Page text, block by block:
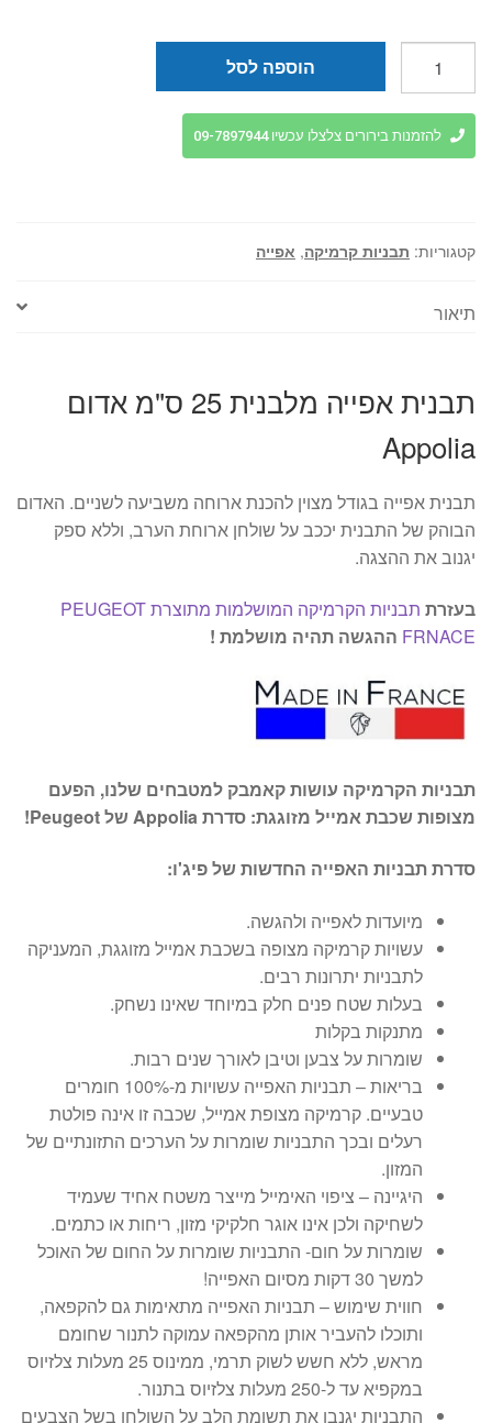
תבנית
אפייה
מלבנית
אדום
הוספה לסל
להזמנות בירורים צלצלו עכשיו 09-7897944
קטגוריות: תבניות קרמיקה, אפייה
תיאור
תבנית אפייה מלבנית 25 ס"מ אדום
Appolia
תבנית אפייה בגודל מצוין להכנת ארוחה משביעה לשניים. האדום
הבוהק של התבנית יככב על שולחן ארוחת הערב, וללא ספק
יגנוב את ההצגה.
בעזרת
תבניות הקרמיקה המושלמות מתוצרת PEUGEOT
FRNACE ההגשה תהיה מושלמת !
תבניות הקרמיקה עושות קאמבק למטבחים שלנו, הפעם
מצופות שכבת אמייל מזוגגת: סדרת Appolia של Peugeot!
סדרת תבניות האפייה החדשות של פיג'ו:
מיועדות לאפייה ולהגשה.
עשויות קרמיקה מצופה בשכבת אמייל מזוגגת, המעניקה
לתבניות יתרונות רבים.
בעלות שטח פנים חלק במיוחד שאינו נשחק.
מתנקות בקלות
שומרות על צבען וטיבן לאורך שנים רבות.
בריאות – תבניות האפייה עשויות מ-100% חומרים
טבעיים. קרמיקה מצופת אמייל, שכבה זו אינה פולטת
רעלים ובכך התבניות שומרות על הערכים התזונתיים של
המזון.
היגיינה – ציפוי האימייל מייצר משטח אחיד שעמיד
לשחיקה ולכן אינו אוגר חלקיקי מזון, ריחות או כתמים.
שומרות על חום- התבניות שומרות על החום של האוכל
למשך 30 דקות מסיום האפייה!
חווית שימוש – תבניות האפייה מתאימות גם להקפאה,
ותוכלו להעביר אותן מהקפאה עמוקה לתנור שחומם
מראש, ללא חשש לשוק תרמי, ממינוס 25 מעלות צלזיוס
במקפיא עד ל-250 מעלות צלזיוס בתנור.
התבניות יגנבו את תשומת הלב על השולחן בשל הצבעים